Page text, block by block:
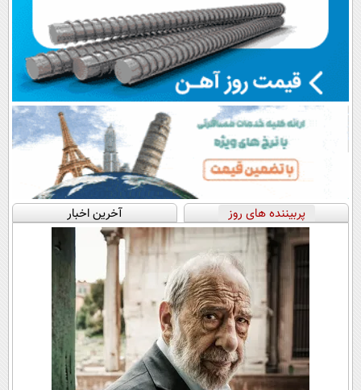
پربیننده های روز آخرین اخبار